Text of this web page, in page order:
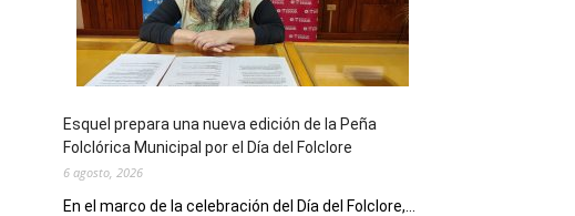
años
con
un
Conversatorio
Escritores
Locales
Esquel prepara una nueva edición de la Peña
Folclórica Municipal por el Día del Folclore
6 agosto, 2026
En el marco de la celebración del Día del Folclore,...